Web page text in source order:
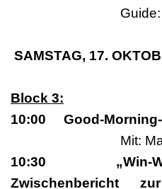
Guide: Dana
SAMSTAG, 17.
Block 3:
10:00 Good-
Mit: Marie-
10:30 „Win-
Zwischenbericht